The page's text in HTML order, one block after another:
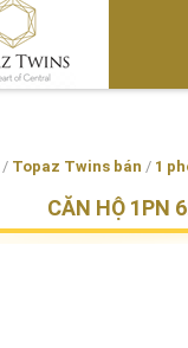
/ Topaz Twins bán / 1
CĂN HỘ 1PN